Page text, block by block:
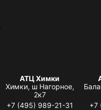
АТЦ Химки
Химки, ш Нагорное,
2к7
+7 (495) 989-21-31
+7